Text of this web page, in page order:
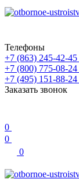
Телефоны
+7 (863) 245-42-45
+7 (800) 775-08-24
+7 (495) 151-88-24
Заказать звонок
0
0
0